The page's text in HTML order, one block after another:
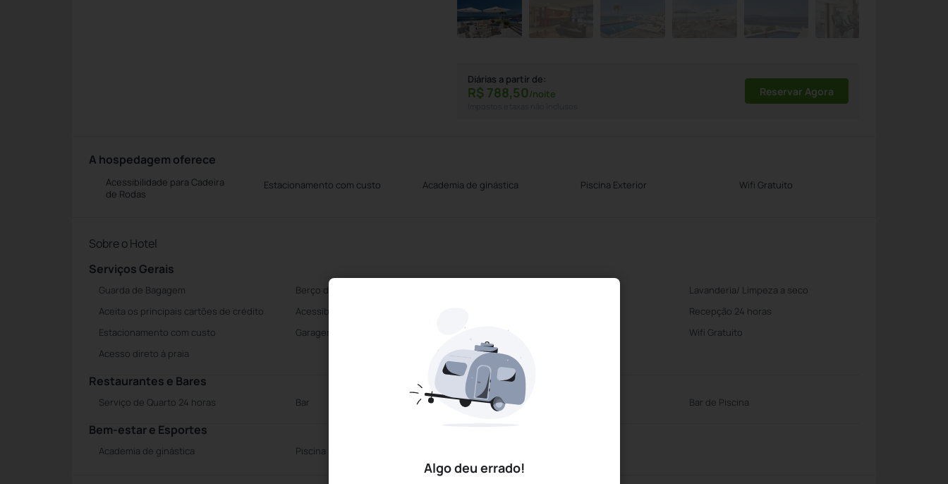
Algo deu errado!
Diárias a partir de:
R$ 788,50/noite Reservar Agora
A hospedagem oferece
Acessibilidade para Cadeira
de Rodas
Estacionamento com custo Academia de ginástica Piscina Exterior Wifi Gratuito
Sobre o Hotel
Serviços Gerais
Guarda de Bagagem Berço disponivel a pedido
Lavanderia/ Limpeza a seco
Aceita os principais cartões de crédito
Acessibilidade para Cadeira de Rodas
Recepção 24 horas
Estacionamento com custo
Garagem com taxa Elevador
Wifi Gratuito
Acesso direto à praia
Restaurantes e Bares
Serviço de Quarto 24 horas Bar Restaurante Bar de Piscina
Bem-estar e Esportes
Academia de ginástica Piscina Exterior